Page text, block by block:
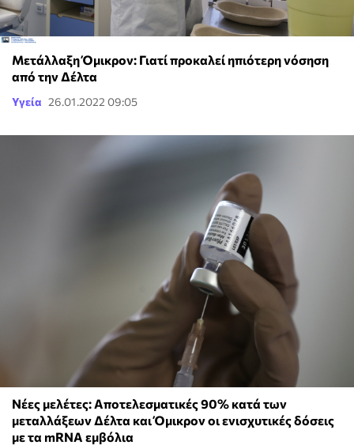
Μετάλλαξη Όμικρον: Γιατί προκαλεί ηπιότερη νόσηση
από την Δέλτα
Υγεία 26.01.2022 09:05
Νέες μελέτες: Αποτελεσματικές 90% κατά των
μεταλλάξεων Δέλτα και Όμικρον οι ενισχυτικές δόσεις
με τα mRNA εμβόλια